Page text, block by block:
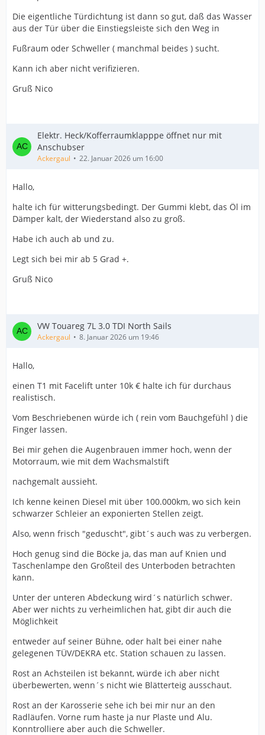
Die eigentliche Türdichtung ist dann so gut, daß das Wasser
aus der Tür über die Einstiegsleiste sich den Weg in
Fußraum oder Schweller ( manchmal beides ) sucht.
Kann ich aber nicht verifizieren.
Gruß Nico
Elektr. Heck/Kofferraumklapppe öffnet nur mit
Anschubser
Ackergaul 22. Januar 2026 um 16:00
Hallo,
halte ich für witterungsbedingt. Der Gummi klebt, das Öl im
Dämper kalt, der Wiederstand also zu groß.
Habe ich auch ab und zu.
Legt sich bei mir ab 5 Grad +.
Gruß Nico
VW Touareg 7L 3.0 TDI North Sails
Ackergaul 8. Januar 2026 um 19:46
Hallo,
einen T1 mit Facelift unter 10k € halte ich für durchaus
realistisch.
Vom Beschriebenen würde ich ( rein vom Bauchgefühl ) die
Finger lassen.
Bei mir gehen die Augenbrauen immer hoch, wenn der
Motorraum, wie mit dem Wachsmalstift
nachgemalt aussieht.
Ich kenne keinen Diesel mit über 100.000km, wo sich kein
schwarzer Schleier an exponierten Stellen zeigt.
Also, wenn frisch "geduscht", gibt´s auch was zu verbergen.
Hoch genug sind die Böcke ja, das man auf Knien und
Taschenlampe den Großteil des Unterboden betrachten
kann.
Unter der unteren Abdeckung wird´s natürlich schwer.
Aber wer nichts zu verheimlichen hat, gibt dir auch die
Möglichkeit
entweder auf seiner Bühne, oder halt bei einer nahe
gelegenen TÜV/DEKRA etc. Station schauen zu lassen.
Rost an Achsteilen ist bekannt, würde ich aber nicht
überbewerten, wenn´s nicht wie Blätterteig ausschaut.
Rost an der Karosserie sehe ich bei mir nur an den
Radläufen. Vorne rum haste ja nur Plaste und Alu.
Konntrolliere aber auch die Schweller.